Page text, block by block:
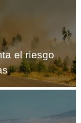
el riesgo